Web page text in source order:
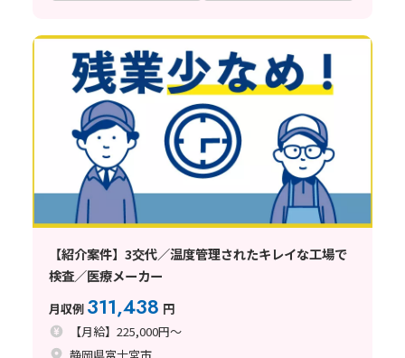
【紹介案件】3交代／温度管理されたキレイな工場で
検査／医療メーカー
月収例 311,438 円
【月給】225,000円～
静岡県富士宮市